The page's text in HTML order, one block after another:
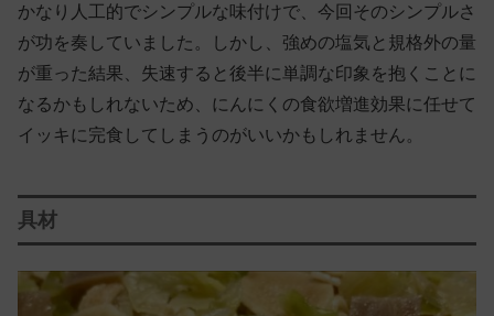
かなり人工的でシンプルな味付けで、今回そのシンプルさ
が功を奏していました。しかし、強めの塩気と規格外の量
が重った結果、失速すると後半に単調な印象を抱くことに
なるかもしれないため、にんにくの食欲増進効果に任せて
イッキに完食してしまうのがいいかもしれません。
具材